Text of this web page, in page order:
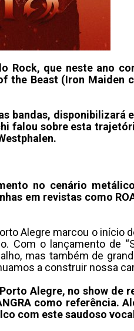
Rock, que neste ano
the Beast (Iron Maiden
bandas, disponibilizará
falou sobre esta
no cenário
em revistas como
Alegre marcou o início
Com o lançamento de
mas também de
a construir nossa
Alegre, no show de
como referência.
com este saudoso